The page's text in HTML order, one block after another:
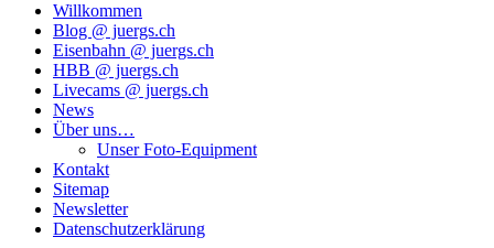
Willkommen
Blog @ juergs.ch
Eisenbahn @ juergs.ch
HBB @ juergs.ch
Livecams @ juergs.ch
News
Über uns…
Unser Foto-Equipment
Kontakt
Sitemap
Newsletter
Datenschutzerklärung